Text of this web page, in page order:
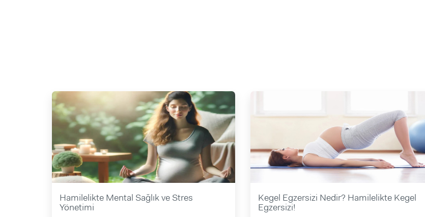
Hamilelikte Mental Sağlık ve Stres
Yönetimi
Kegel Egzersizi Nedir? Hamilelikte Kegel
Egzersizi!